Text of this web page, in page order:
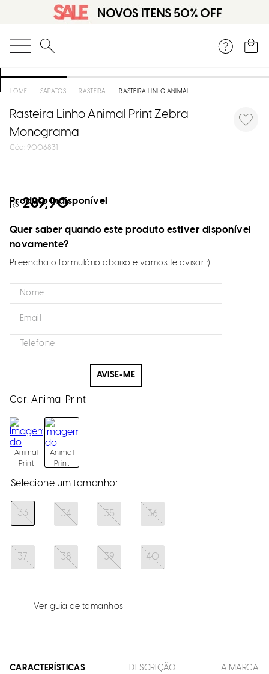
O que você está procurando?
SAPATOS RASTEIRA RASTEIRA LINHO ANIMAL PRINT ZEBRA MONOGRAMA
Rasteira Linho Animal Print Zebra
Monograma
: 9006831
R$ 289,90
Produto indisponível
Quer saber quando este produto estiver disponível
novamente?
Preencha o formulário abaixo e vamos te avisar :)
AVISE-ME
Cor:Animal Print
Animal
Print
Animal
Print
33 34 35 36
37 38 39 40
Ver guia de tamanhos
CARACTERÍSTICAS DESCRIÇÃO A MARCA